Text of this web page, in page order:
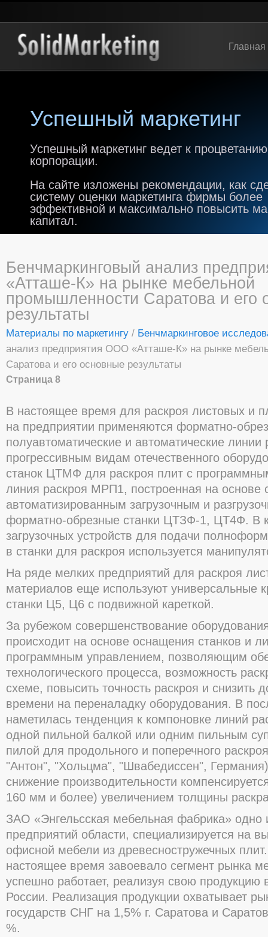
Главная
Успешный маркетинг
Успешный маркетинг ведет к процветанию
корпорации.
На сайте изложены рекомендации, как
систему оценки маркетинга фирмы более
эффективной и максимально повысить
капитал.
Бенчмаркинговый анализ
«Атташе-К» на рынке мебельной
промышленности Саратова и его
результаты
Материалы по маркетингу / Бенчмаркинговое
анализ предприятия ООО «Атташе-К» на рынке
Саратова и его основные результаты
Страница 8
В настоящее время для раскроя листовых и
на предприятии применяются форматно-
полуавтоматические и автоматические линии
прогрессивным видам отечественного
станок ЦТМФ для раскроя плит с
линия раскроя МРП1, построенная на
автоматизированным загрузочным и
форматно-обрезные станки ЦТЗФ-1, ЦТ4Ф. В
загрузочных устройств для подачи
в станки для раскроя используется
На ряде мелких предприятий для раскроя
материалов еще используют универсальные
станки Ц5, Ц6 с подвижной кареткой.
За рубежом совершенствование
происходит на основе оснащения станков и
программным управлением, позволяющим
технологического процесса, возможность
схеме, повысить точность раскроя и снизить
времени на переналадку оборудования. В
наметилась тенденция к компоновке линий
одной пильной балкой или одним пильным
пилой для продольного и поперечного
"Антон", "Хольцма", "Швабедиссен",
снижение производительности
160 мм и более) увеличением толщины
ЗАО «Энгельсская мебельная фабрика» одно
предприятий области, специализируется на
офисной мебели из древесностружечных
настоящее время завоевало сегмент рынка
успешно работает, реализуя свою продукцию
России. Реализация продукции охватывает
государств СНГ на 1,5% г. Саратова и
%.